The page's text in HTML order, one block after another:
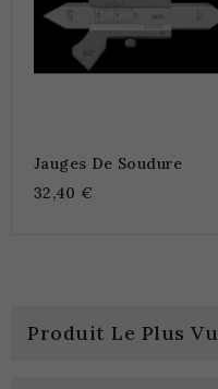
Jauges De Soudure
32,40 €
Produit Le Plus Vu